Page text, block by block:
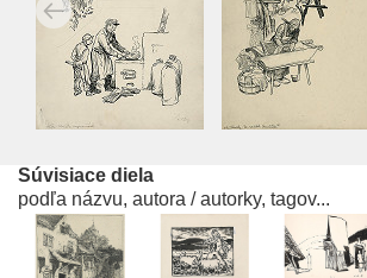
Súvisiace diela
podľa názvu, autora / autorky, tagov...